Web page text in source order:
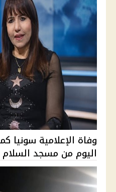
وفاة الإعلامية سونيا
اليوم من مسجد السلام